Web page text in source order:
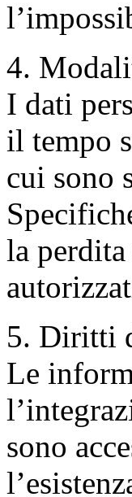
4.
I dati
il tempo
cui sono
la
5. Diritti
Le
sono